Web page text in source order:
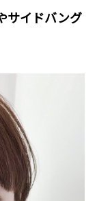
サイドバング